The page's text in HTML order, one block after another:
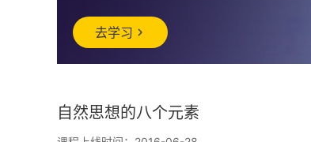
去学习
自然思想的八个元素